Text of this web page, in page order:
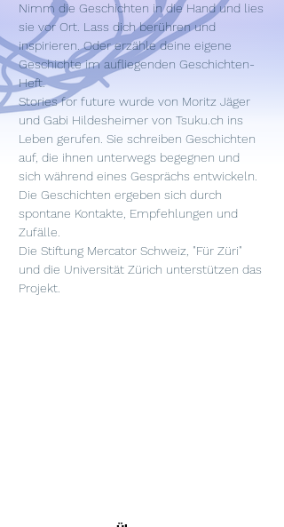
Nimm die Geschichten in die Hand und lies
sie vor Ort. Lass dich berühren und
inspirieren. Oder erzähle deine eigene
Geschichte im aufliegenden Geschichten-
Heft.
Stories for future wurde von Moritz Jäger
und Gabi Hildesheimer von Tsuku.ch ins
Leben gerufen. Sie schreiben Geschichten
auf, die ihnen unterwegs begegnen und
sich während eines Gesprächs entwickeln.
Die Geschichten ergeben sich durch
spontane Kontakte, Empfehlungen und
Zufälle.
Die Stiftung Mercator Schweiz, "Für Züri"
und die Universität Zürich unterstützen das
Projekt.